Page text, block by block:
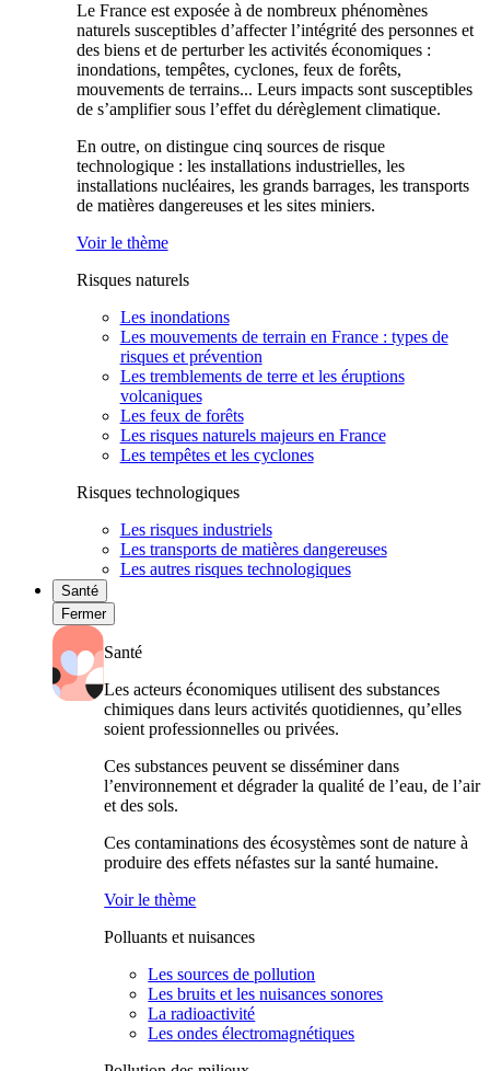
Le France est exposée à de nombreux phénomènes
naturels susceptibles d’affecter l’intégrité des personnes et
des biens et de perturber les activités économiques :
inondations, tempêtes, cyclones, feux de forêts,
mouvements de terrains... Leurs impacts sont susceptibles
de s’amplifier sous l’effet du dérèglement climatique.
En outre, on distingue cinq sources de risque
technologique : les installations industrielles, les
installations nucléaires, les grands barrages, les transports
de matières dangereuses et les sites miniers.
Voir le thème
Risques naturels
Les inondations
Les mouvements de terrain en France : types de
risques et prévention
Les tremblements de terre et les éruptions
volcaniques
Les feux de forêts
Les risques naturels majeurs en France
Les tempêtes et les cyclones
Risques technologiques
Les risques industriels
Les transports de matières dangereuses
Les autres risques technologiques
Santé
Fermer
Santé
Les acteurs économiques utilisent des substances
chimiques dans leurs activités quotidiennes, qu’elles
soient professionnelles ou privées.
Ces substances peuvent se disséminer dans
l’environnement et dégrader la qualité de l’eau, de l’air
et des sols.
Ces contaminations des écosystèmes sont de nature à
produire des effets néfastes sur la santé humaine.
Voir le thème
Polluants et nuisances
Les sources de pollution
Les bruits et les nuisances sonores
La radioactivité
Les ondes électromagnétiques